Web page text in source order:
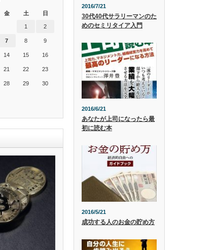
金 土 日
1 2
7 8 9
14 15 16
21 22 23
28 29 30
2016/7/21
30代40代サラリーマンのた
めのセミリタイア入門
2016/6/21
あなたが上司になったら最
初に読む本
2016/5/21
成功する人のお金の貯め方